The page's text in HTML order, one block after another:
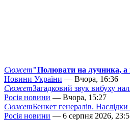
Сюжет"Полювати на лучника, а
Новини України — Вчора, 16:36
СюжетЗагадковий звук вибуху
Росія новини — Вчора, 15:27
СюжетБенкет генералів.
Росія новини — 6 серпня 2026,